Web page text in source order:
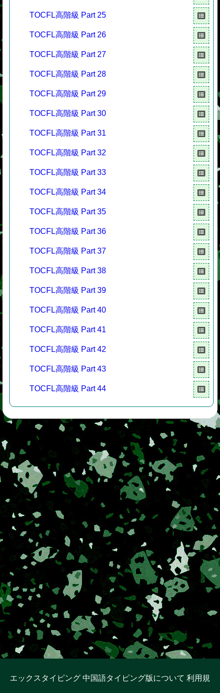
TOCFL高階級 Part 25
TOCFL高階級 Part 26
TOCFL高階級 Part 27
TOCFL高階級 Part 28
TOCFL高階級 Part 29
TOCFL高階級 Part 30
TOCFL高階級 Part 31
TOCFL高階級 Part 32
TOCFL高階級 Part 33
TOCFL高階級 Part 34
TOCFL高階級 Part 35
TOCFL高階級 Part 36
TOCFL高階級 Part 37
TOCFL高階級 Part 38
TOCFL高階級 Part 39
TOCFL高階級 Part 40
TOCFL高階級 Part 41
TOCFL高階級 Part 42
TOCFL高階級 Part 43
TOCFL高階級 Part 44
エックスタイピング 中国語タイピング版について 利用規